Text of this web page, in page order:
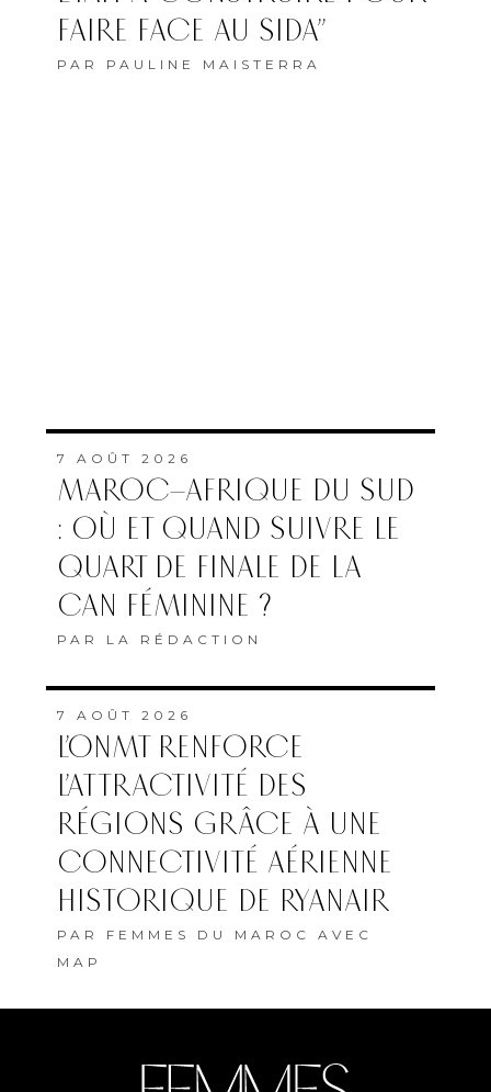
FAIRE FACE AU SIDA”
PAR PAULINE MAISTERRA
7 AOÛT 2026
MAROC–AFRIQUE DU SUD
: OÙ ET QUAND SUIVRE LE
QUART DE FINALE DE LA
CAN FÉMININE ?
PAR LA RÉDACTION
7 AOÛT 2026
L’ONMT RENFORCE
L’ATTRACTIVITÉ DES
RÉGIONS GRÂCE À UNE
CONNECTIVITÉ AÉRIENNE
HISTORIQUE DE RYANAIR
PAR FEMMES DU MAROC AVEC
MAP